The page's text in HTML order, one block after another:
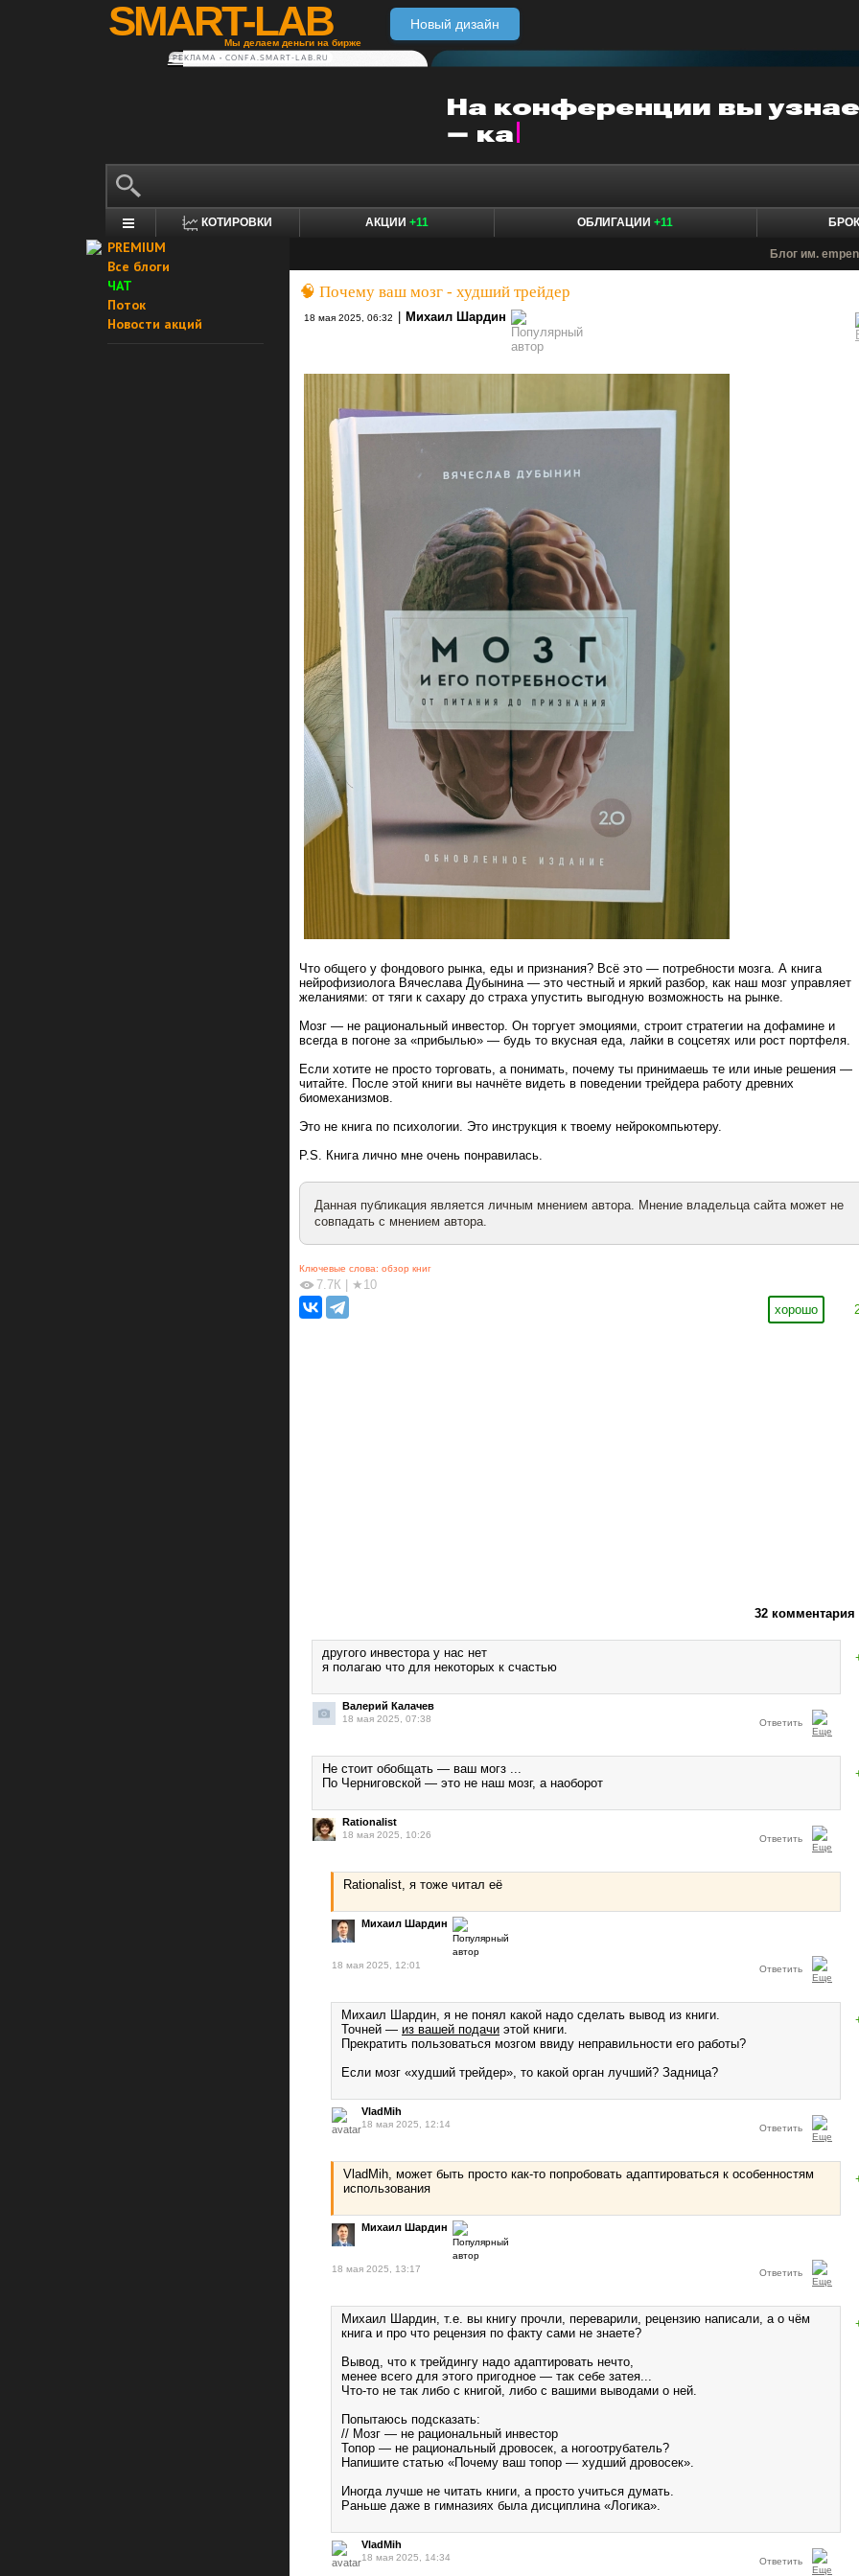
SMART-LAB
Мы делаем деньги на бирже
Новый дизайн
РЕКЛАМА • CONFA.SMART-LAB.RU
КОТИРОВКИ АКЦИИ +11 ОБЛИГАЦИИ +11
PREMIUM
Все блоги
ЧАТ
Поток
Новости акций
Блог им.
🧠 Почему ваш мозг - худший трейдер
18 мая 2025, 06:32 Михаил Шардин
Что общего у фондового рынка, еды и признания? Всё это — потребности мозга. А книга
нейрофизиолога Вячеслава Дубынина — это честный и яркий разбор, как наш мозг управляет
желаниями: от тяги к сахару до страха упустить выгодную возможность на рынке.
Мозг — не рациональный инвестор. Он торгует эмоциями, строит стратегии на дофамине и
всегда в погоне за «прибылью» — будь то вкусная еда, лайки в соцсетях или рост портфеля.
Если хотите не просто торговать, а понимать, почему ты принимаешь те или иные решения —
читайте. После этой книги вы начнёте видеть в поведении трейдера работу древних
биомеханизмов.
Это не книга по психологии. Это инструкция к твоему нейрокомпьютеру.
P.S. Книга лично мне очень понравилась.
Данная публикация является личным мнением автора. Мнение владельца сайта может не
совпадать с мнением автора.
Ключевые слова: обзор книг
7.7К
★10
хорошо
32 комментария
другого инвестора у нас нет
я полагаю что для некоторых к счастью
Валерий Калачев
18 мая 2025, 07:38 Ответить
Не стоит обобщать — ваш могз ...
По Черниговской — это не наш мозг, а наоборот
Rationalist
18 мая 2025, 10:26 Ответить
Rationalist, я тоже читал её
Михаил Шардин
18 мая 2025, 12:01 Ответить
Михаил Шардин, я не понял какой надо сделать вывод из книги.
Точней — из вашей подачи этой книги.
Прекратить пользоваться мозгом ввиду неправильности его работы?
Если мозг «худший трейдер», то какой орган лучший? Задница?
VladMih
18 мая 2025, 12:14 Ответить
VladMih, может быть просто как-то попробовать адаптироваться к особенностям
использования
Михаил Шардин
18 мая 2025, 13:17 Ответить
Михаил Шардин, т.е. вы книгу прочли, переварили, рецензию написали, а о чём
книга и про что рецензия по факту сами не знаете?
Вывод, что к трейдингу надо адаптировать нечто,
менее всего для этого пригодное — так себе затея...
Что-то не так либо с книгой, либо с вашими выводами о ней.
Попытаюсь подсказать:
// Мозг — не рациональный инвестор
Топор — не рациональный дровосек, а ногоотрубатель?
Напишите статью «Почему ваш топор — худший дровосек».
Иногда лучше не читать книги, а просто учиться думать.
Раньше даже в гимназиях была дисциплина «Логика».
VladMih
18 мая 2025, 14:34 Ответить